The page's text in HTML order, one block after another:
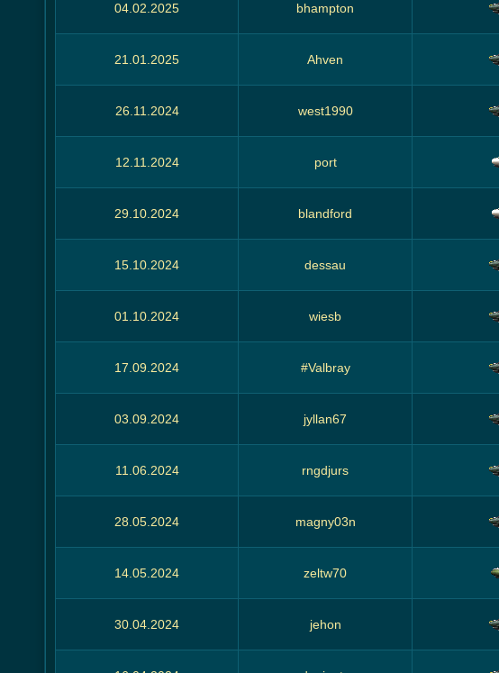
04.02.2025 bhampton
21.01.2025 Ahven
26.11.2024 west1990
12.11.2024 port
29.10.2024 blandford
15.10.2024 dessau
01.10.2024 wiesb
17.09.2024 #Valbray
03.09.2024 jyllan67
11.06.2024 rngdjurs
28.05.2024 magny03n
14.05.2024 zeltw70
30.04.2024 jehon